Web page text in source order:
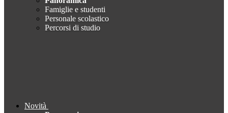
Famiglie e studenti
Personale scolastico
Percorsi di studio
Novità